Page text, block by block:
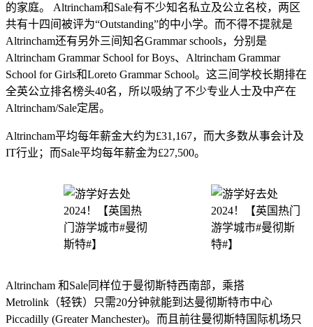
的家庭。 Altrincham和Sale有不少知名私立及公立名校，两区
共有十四间被评为“Outstanding”的中小学。而不得不提就是
Altrincham还有另外三间知名Grammar schools，分别是
Altrincham Grammar School for Boys、Altrincham Grammar
School for Girls和Loreto Grammar School。这三间学校长期排在
全英公立排名榜头40名，所以吸纳了不少专业人士及中产在
Altrincham/Sale定居。
Altrincham平均每年薪金大约为£31,167，而大多数从事会计及
IT行业；而Sale平均每年薪金为£27,500。
Altrincham 和Sale同样位于曼彻斯特西南部，乘搭
Metrolink（轻铁）只需20分钟就能到达曼彻斯特市中心
Piccadilly (Greater Manchester)。而且前往曼彻斯特国际机场只